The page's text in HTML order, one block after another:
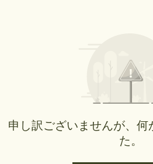
申し訳ございませんが、何
た。